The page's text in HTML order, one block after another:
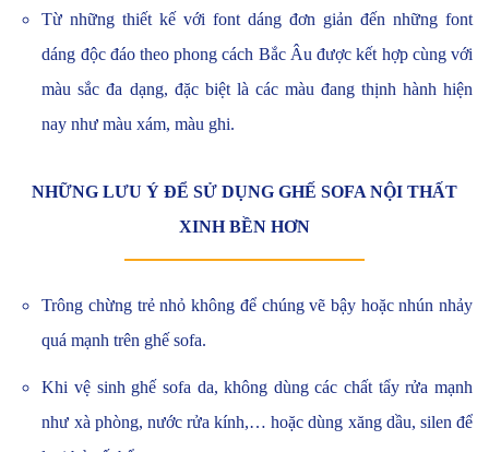
Từ những thiết kế với font dáng đơn giản đến những font
dáng độc đáo theo phong cách Bắc Âu được kết hợp cùng với
màu sắc đa dạng, đặc biệt là các màu đang thịnh hành hiện
nay như màu xám, màu ghi.
NHỮNG LƯU Ý ĐỂ SỬ DỤNG GHẾ SOFA NỘI THẤT
XINH BỀN HƠN
Trông chừng trẻ nhỏ không để chúng vẽ bậy hoặc nhún nhảy
quá mạnh trên ghế sofa.
Khi vệ sinh ghế sofa da, không dùng các chất tẩy rửa mạnh
như xà phòng, nước rửa kính,… hoặc dùng xăng dầu, silen để